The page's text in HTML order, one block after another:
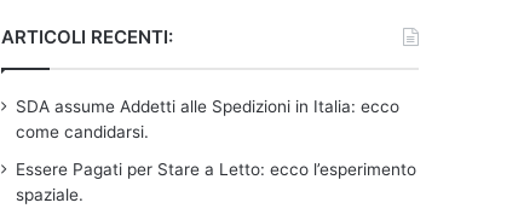
ARTICOLI RECENTI:
SDA assume Addetti alle Spedizioni in Italia: ecco
come candidarsi.
Essere Pagati per Stare a Letto: ecco l’esperimento
spaziale.